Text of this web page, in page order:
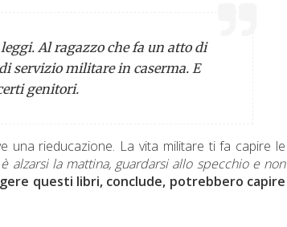
Al ragazzo che fa un atto di
servizio militare in caserma. E
genitori.
una rieducazione. La vita militare ti fa capire le
alzarsi la mattina, guardarsi allo specchio e non
questi libri, conclude, potrebbero capire